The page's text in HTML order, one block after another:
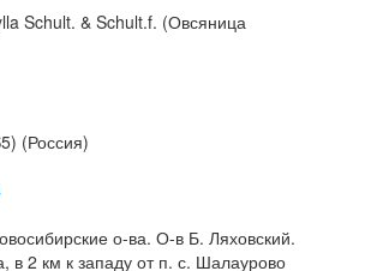
Schult. & Schult.f. (Овсяница
(Россия)
о-ва. О-в Б. Ляховский.
в 2 км к западу от п. с. Шалаурово